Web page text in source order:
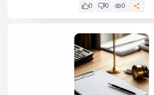
0 0 0